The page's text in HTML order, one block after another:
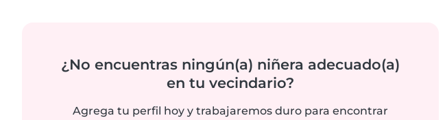
¿No encuentras ningún(a) niñera adecuado(a)
en tu vecindario?
Agrega tu perfil hoy y trabajaremos duro para encontrar